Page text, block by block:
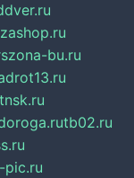
bu.ru
tb02.ru
pic.ru